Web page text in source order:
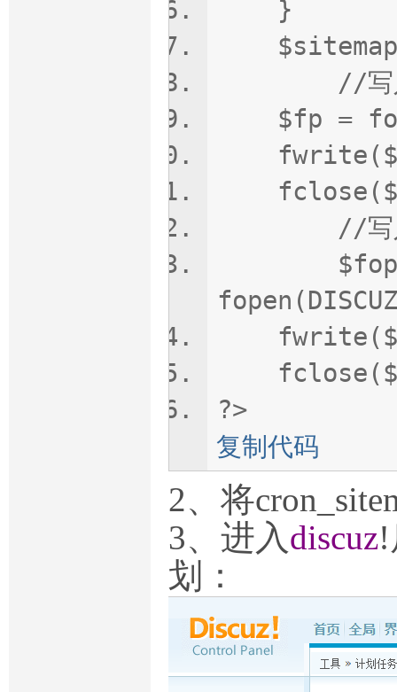
}
//写入
$fp =
//写入
?>
复制代码
2、将
3、进入discuz
划：